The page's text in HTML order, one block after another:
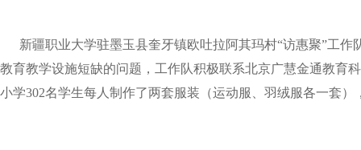
新疆职业大学驻墨玉县奎牙镇欧吐拉阿其玛村“访惠聚”工作
教育教学设施短缺的问题，工作队积极联系北京广慧金通教育
小学302名学生每人制作了两套服装（运动服、羽绒服各一套